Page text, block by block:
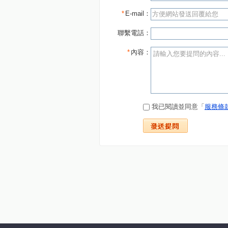
* E-mail：
聯繫電話：
* 內容：
我已閱讀並同意「 服務條